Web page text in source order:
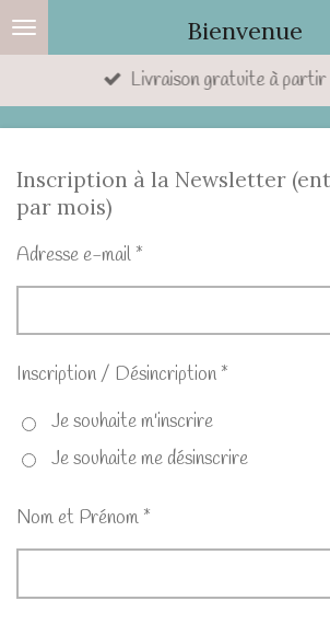
Passer
au
Bienvenue
Livraison gratuite à
Inscription à la Newsletter
par mois)
Adresse e-mail *
Inscription / Désincription *
Je souhaite m'inscrire
Je souhaite me désinscrire
Nom et Prénom *